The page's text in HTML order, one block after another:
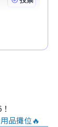
品攤位🔥